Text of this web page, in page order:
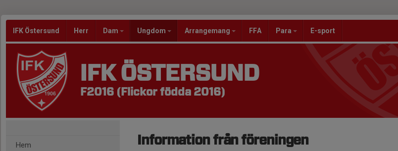
IFK Östersund Herr Dam Ungdom Arrangemang FFA Para E-sport
IFK ÖSTERSUND
F2016 (Flickor födda 2016)
Hem Information från föreningen